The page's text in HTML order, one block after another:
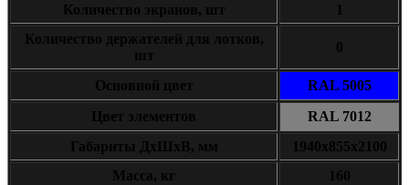
Количество экранов, шт
1
Количество держателей для лотков,
шт
0
Основной цвет
RAL 5005
Цвет элементов
RAL 7012
Габариты ДxШxВ, мм
1940х855х2100
Масса, кг
160